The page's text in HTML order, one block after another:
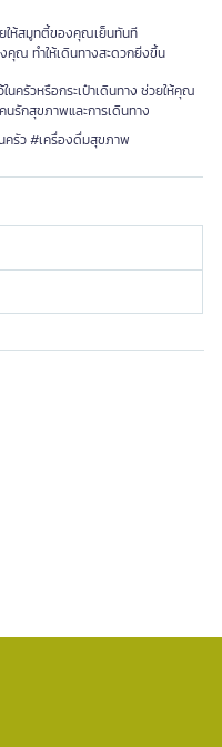
ให้สมูทตี้ของคุณเย็นทันที
คุณ ทำให้เดินทางสะดวกยิ่งขึ้น
ครัวหรือกระเป๋าเดินทาง ช่วยให้คุณ
รักสุขภาพและการเดินทาง
รัว #เครื่องดื่มสุขภาพ